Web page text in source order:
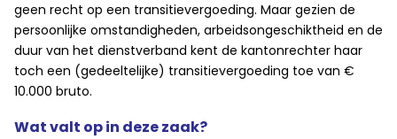
geen recht op een transitievergoeding. Maar gezien de
persoonlijke omstandigheden, arbeidsongeschiktheid en de
duur van het dienstverband kent de kantonrechter haar
toch een (gedeeltelijke) transitievergoeding toe van €
10.000 bruto.
Wat valt op in deze zaak?